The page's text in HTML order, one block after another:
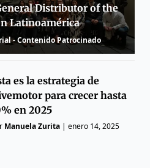
Distributor of the
Latinoamérica
- Contenido Patrocinado
es la estrategia de
para crecer hasta
en 2025
Manuela Zurita |enero 14, 2025